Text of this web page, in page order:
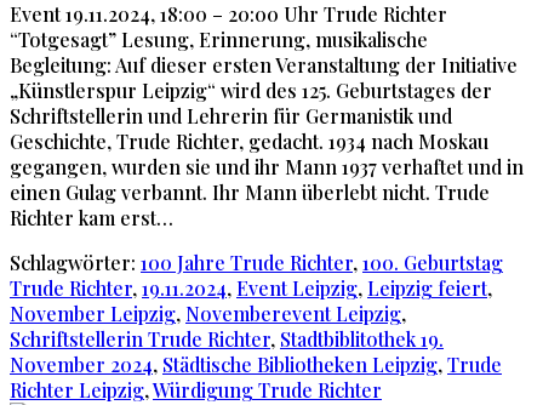
Event 19.11.2024, 18:00 – 20:00 Uhr Trude Richter
“Totgesagt” Lesung, Erinnerung, musikalische
Begleitung: Auf dieser ersten Veranstaltung der Initiative
„Künstlerspur Leipzig“ wird des 125. Geburtstages der
Schriftstellerin und Lehrerin für Germanistik und
Geschichte, Trude Richter, gedacht. 1934 nach Moskau
gegangen, wurden sie und ihr Mann 1937 verhaftet und in
einen Gulag verbannt. Ihr Mann überlebt nicht. Trude
Richter kam erst…
Schlagwörter: 100 Jahre Trude Richter,100. Geburtstag
Trude Richter,19.11.2024,Event Leipzig, Leipzig feiert,
November Leipzig, Novemberevent Leipzig,
Schriftstellerin Trude Richter, Stadtbiblitothek 19.
November 2024, Städtische Bibliotheken Leipzig,Trude
Richter Leipzig,Würdigung Trude Richter